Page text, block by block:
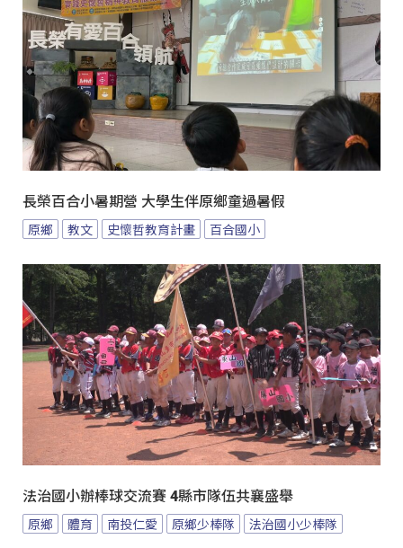
長榮百合小暑期營 大學生伴原鄉童過暑假
原鄉 教文 史懷哲教育計畫 百合國小
法治國小辦棒球交流賽 4縣市隊伍共襄盛舉
原鄉 體育 南投仁愛 原鄉少棒隊 法治國小少棒隊